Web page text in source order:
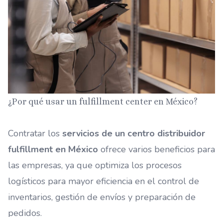
¿Por qué usar un fulfillment center en México?
Contratar los servicios de un centro distribuidor
fulfillment en México ofrece varios beneficios para
las empresas, ya que optimiza los procesos
logísticos para mayor eficiencia en el control de
inventarios, gestión de envíos y preparación de
pedidos.